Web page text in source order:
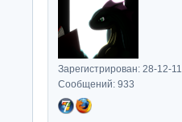
Зарегистрирован: 28-12-11
Сообщений: 933